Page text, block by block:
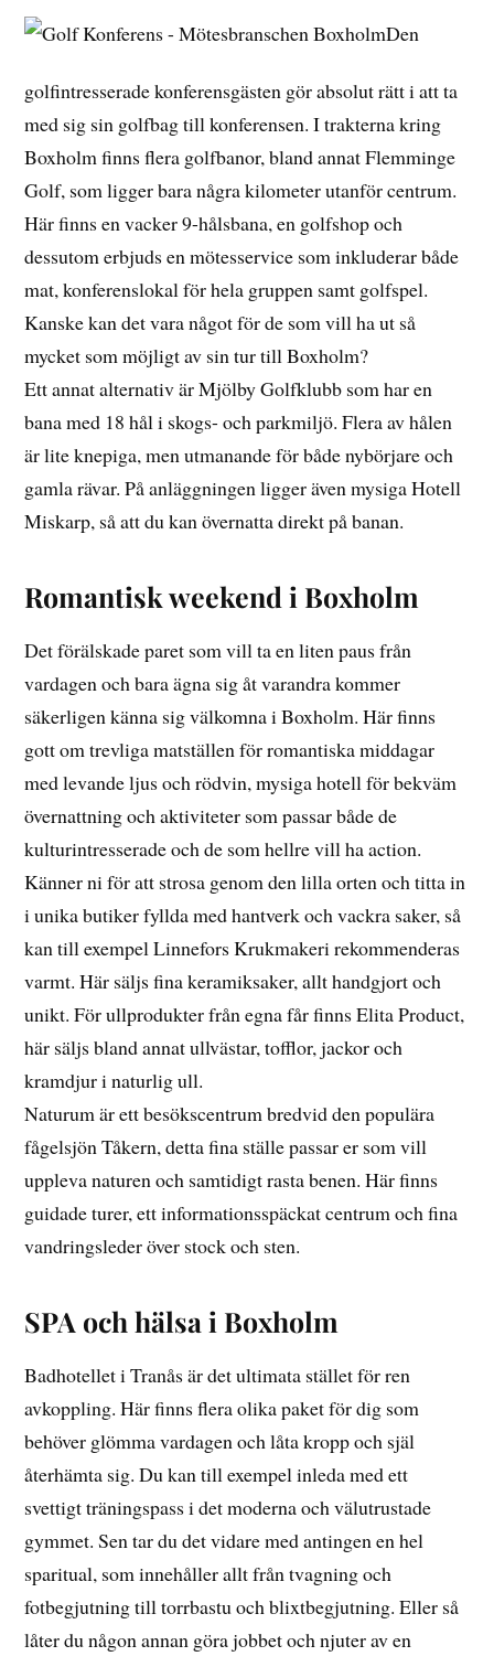
Den
golfintresserade konferensgästen gör absolut rätt i att ta
med sig sin golfbag till konferensen. I trakterna kring
Boxholm finns flera golfbanor, bland annat Flemminge
Golf, som ligger bara några kilometer utanför centrum.
Här finns en vacker 9-hålsbana, en golfshop och
dessutom erbjuds en mötesservice som inkluderar både
mat, konferenslokal för hela gruppen samt golfspel.
Kanske kan det vara något för de som vill ha ut så
mycket som möjligt av sin tur till Boxholm?
Ett annat alternativ är Mjölby Golfklubb som har en
bana med 18 hål i skogs- och parkmiljö. Flera av hålen
är lite knepiga, men utmanande för både nybörjare och
gamla rävar. På anläggningen ligger även mysiga Hotell
Miskarp, så att du kan övernatta direkt på banan.
Romantisk weekend i Boxholm
Det förälskade paret som vill ta en liten paus från
vardagen och bara ägna sig åt varandra kommer
säkerligen känna sig välkomna i Boxholm. Här finns
gott om trevliga matställen för romantiska middagar
med levande ljus och rödvin, mysiga hotell för bekväm
övernattning och aktiviteter som passar både de
kulturintresserade och de som hellre vill ha action.
Känner ni för att strosa genom den lilla orten och titta in
i unika butiker fyllda med hantverk och vackra saker, så
kan till exempel Linnefors Krukmakeri rekommenderas
varmt. Här säljs fina keramiksaker, allt handgjort och
unikt. För ullprodukter från egna får finns Elita Product,
här säljs bland annat ullvästar, tofflor, jackor och
kramdjur i naturlig ull.
Naturum är ett besökscentrum bredvid den populära
fågelsjön Tåkern, detta fina ställe passar er som vill
uppleva naturen och samtidigt rasta benen. Här finns
guidade turer, ett informationsspäckat centrum och fina
vandringsleder över stock och sten.
SPA och hälsa i Boxholm
Badhotellet i Tranås är det ultimata stället för ren
avkoppling. Här finns flera olika paket för dig som
behöver glömma vardagen och låta kropp och själ
återhämta sig. Du kan till exempel inleda med ett
svettigt träningspass i det moderna och välutrustade
gymmet. Sen tar du det vidare med antingen en hel
sparitual, som innehåller allt från tvagning och
fotbegjutning till torrbastu och blixtbegjutning. Eller så
låter du någon annan göra jobbet och njuter av en